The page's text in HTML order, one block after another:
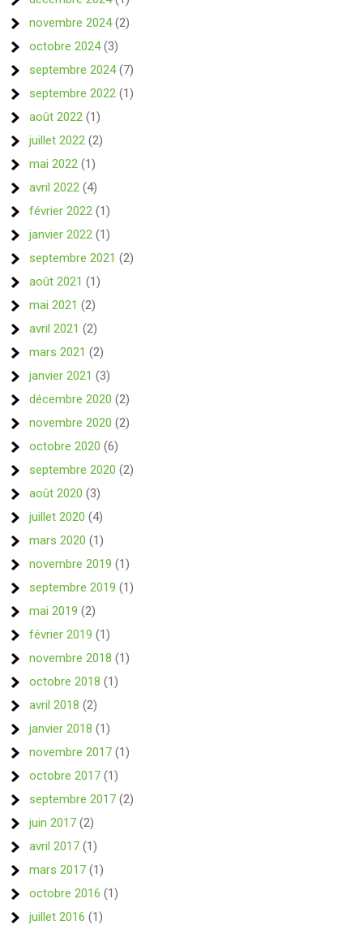
novembre 2024(2)
octobre 2024(3)
septembre 2024(7)
septembre 2022 (1)
août 2022 (1)
juillet 2022 (2)
mai 2022 (1)
avril 2022 (4)
février 2022 (1)
janvier 2022 (1)
septembre 2021 (2)
août 2021 (1)
mai 2021 (2)
avril 2021 (2)
mars 2021 (2)
janvier 2021 (3)
décembre 2020 (2)
novembre 2020 (2)
octobre 2020 (6)
septembre 2020 (2)
août 2020 (3)
juillet 2020 (4)
mars 2020 (1)
novembre 2019 (1)
septembre 2019 (1)
mai 2019 (2)
février 2019 (1)
novembre 2018 (1)
octobre 2018 (1)
avril 2018 (2)
janvier 2018 (1)
novembre 2017 (1)
octobre 2017 (1)
septembre 2017 (2)
juin 2017 (2)
avril 2017 (1)
mars 2017 (1)
octobre 2016 (1)
juillet 2016 (1)